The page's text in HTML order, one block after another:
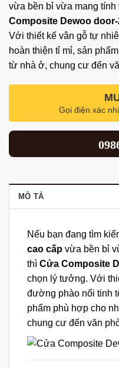
vừa bền bỉ vừa mang tính
Composite Dewoo door-
Với thiết kế vân gỗ tự
hoàn thiện tỉ mỉ, sản
từ nhà ở, chung cư đến
Gọi điện xác
MÔ TẢ
Nếu bạn đang tìm
cao cấp vừa bền bỉ
thì Cửa Composite
chọn lý tưởng. Với
đường phào nổi tinh
phẩm phù hợp cho
chung cư đến văn